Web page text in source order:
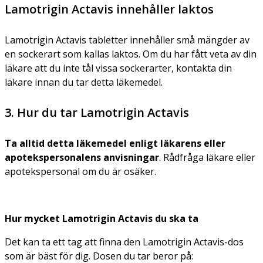
Lamotrigin Actavis innehåller laktos
Lamotrigin Actavis tabletter innehåller små mängder av
en sockerart som kallas laktos. Om du har fått veta av din
läkare att du inte tål vissa sockerarter, kontakta din
läkare innan du tar detta läkemedel.
3. Hur du tar Lamotrigin Actavis
Ta alltid detta läkemedel enligt läkarens eller
apotekspersonalens anvisningar. Rådfråga läkare eller
apotekspersonal om du är osäker.
Hur mycket Lamotrigin Actavis du ska ta
Det kan ta ett tag att finna den Lamotrigin Actavis-dos
som är bäst för dig. Dosen du tar beror på: